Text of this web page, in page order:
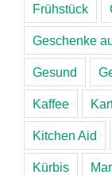
Frühstück
Geschenke
Gesund
Kaffee
Kitchen Aid
Kürbis